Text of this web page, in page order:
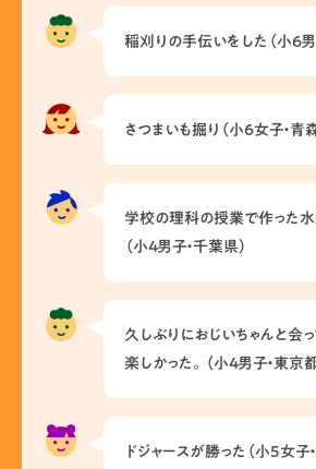
稲刈りの手伝いをした（小6男
さつまいも掘り（小6女子・青
学校の理科の授業で作った水
（小4男子・千葉県）
久しぶりにおじいちゃんと会
楽しかった。（小4男子・東京都
ドジャースが勝った（小5女子